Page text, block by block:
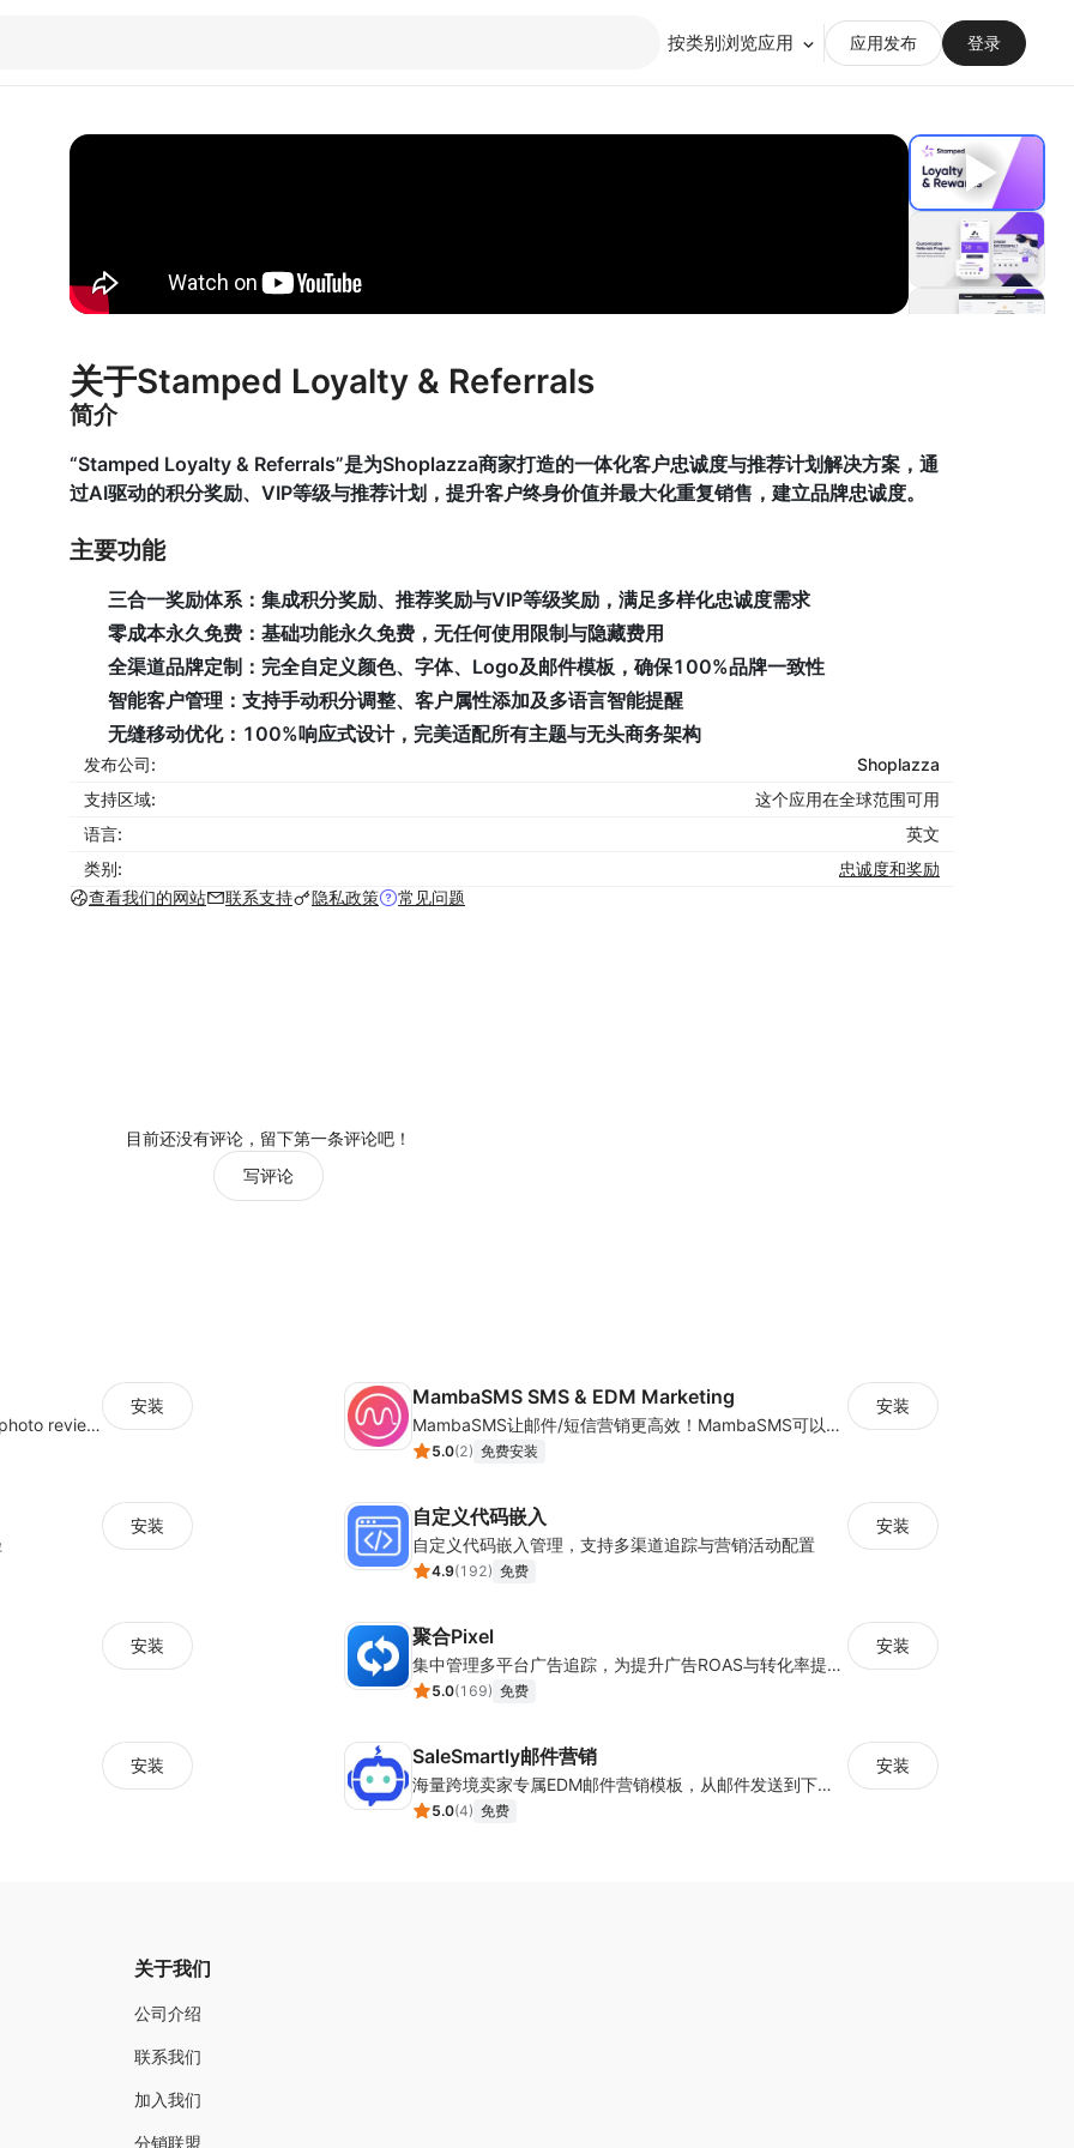
按类别浏览应用 应用发布 登录
关于Stamped Loyalty & Referrals
简介
“Stamped Loyalty & Referrals”是为Shoplazza商家打造的一体化客户忠诚度与推荐计划解决方案，通
过AI驱动的积分奖励、VIP等级与推荐计划，提升客户终身价值并最大化重复销售，建立品牌忠诚度。
主要功能
三合一奖励体系：集成积分奖励、推荐奖励与VIP等级奖励，满足多样化忠诚度需求
零成本永久免费 ：基础功能永久免费，无任何使用限制与隐藏费用
全渠道品牌定制 ：完全自定义颜色、字体、Logo及邮件模板，确保100%品牌一致性
智能客户管理 ：支持手动积分调整、客户属性添加及多语言智能提醒
无缝移动优化：100%响应式设计，完美适配所有主题与无头商务架构
发布公司:
Shoplazza
支持区域:
这个应用在全球范围可用
语言:
英文
类别:
忠诚度和奖励
查看我们的网站
联系支持 隐私政策 常见问题
目前还没有评论，留下第一条评论吧！
写评论
Seamlessly collect and showcase social & photo reviews to boost organic traffic
安装 MambaSMS SMS & EDM Marketing
MambaSMS让邮件/短信营销更高效！MambaSMS可以帮助商家通过邮件和短信即时联系客户。并通过自动化流程，提高弃单挽回效率。
5.0(2) 免费安装
安装
安装 自定义代码嵌入
自定义代码嵌入管理，支持多渠道追踪与营销活动配置
4.9(192) 免费
安装
安装 聚合Pixel
集中管理多平台广告追踪，为提升广告ROAS与转化率提供数据基础
5.0(169) 免费
安装
安装 SaleSmartly邮件营销
海量跨境卖家专属EDM邮件营销模板，从邮件发送到下单全链路效果追踪，全生命周期触达用户触达。
5.0(4) 免费
安装
关于我们
公司介绍
联系我们
加入我们
分销联盟